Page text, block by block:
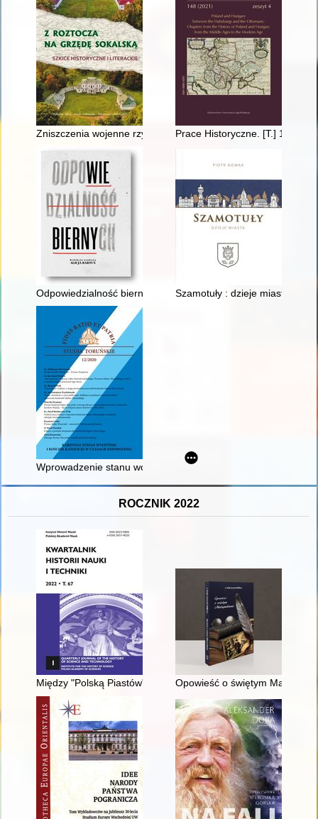
Zniszczenia wojenne rzymskokatolickich kościołów i
Prace Historyczne. [T.] 148 z.
Odpowiedzialność biernych Szamotuły : dzieje miasta
Wprowadzenie stanu wojennego i początki działalności
ROCZNIK 2022
Między "Polską Piastów" i "Polską Jagiellonów" a
Opowieść o świętym